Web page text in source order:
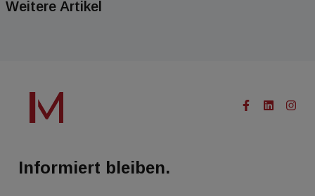
Weitere Artikel
Informiert bleiben.